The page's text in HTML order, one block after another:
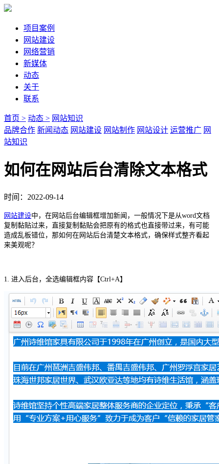
项目案例
网站建设
网络营销
新媒体
动态
关于
联系
首页 > 动态 > 网站知识
品牌合作 新闻动态 网站建设 网站制作 网站设计 运营推广 网
站知识
如何在网站后台清除文本格式
时间：2022-09-14
网站建设中，在网站后台编辑框增加新闻， 一般情况下是从word文档
复制黏贴过来，直接复制黏贴会把原有的格式也直接带过来，有可能
造成乱板错位，那如何在网站后台清楚文本格式，确保样式整齐看起
来美观呢？
1. 进入后台，全选编辑框内容【Ctrl+A】